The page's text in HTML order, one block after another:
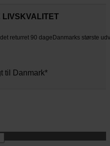
LIVSKVALITET
returret 90 dage Danmarks største
til Danmark*